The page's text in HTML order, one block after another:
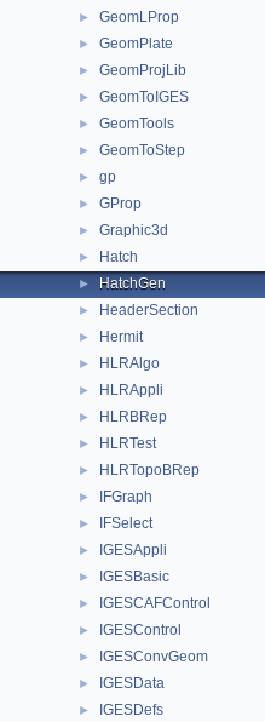
► GeomLProp
► GeomPlate
► GeomProjLib
► GeomToIGES
► GeomTools
► GeomToStep
► gp
► GProp
► Graphic3d
► Hatch
► HatchGen
► HeaderSection
► Hermit
► HLRAlgo
► HLRAppli
► HLRBRep
► HLRTest
► HLRTopoBRep
► IFGraph
► IFSelect
► IGESAppli
► IGESBasic
► IGESCAFControl
► IGESControl
► IGESConvGeom
► IGESData
► IGESDefs